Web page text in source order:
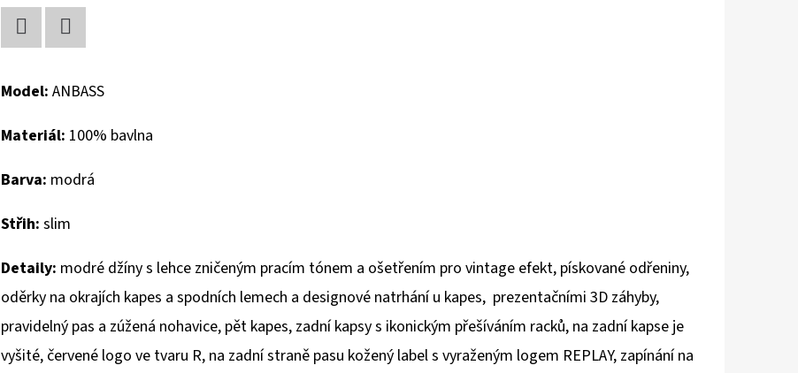
Model: ANBASS
Materiál: 100% bavlna
Barva: modrá
Střih: slim
Detaily: modré džíny s lehce zničeným pracím tónem a ošetřením pro vintage efekt, pískované odřeniny,
oděrky na okrajích kapes a spodních lemech a designové natrhání u kapes, prezentačními 3D záhyby,
pravidelný pas a zúžená nohavice, pět kapes, zadní kapsy s ikonickým přešíváním racků, na zadní kapse je
vyšité, červené logo ve tvaru R, na zadní straně pasu kožený label s vyraženým logem REPLAY, zapínání na